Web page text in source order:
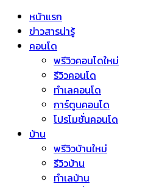
หน้าแรก
ข่าวสารน่ารู้
คอนโด
พรีวิวคอนโดใหม่
รีวิวคอนโด
ทำเลคอนโด
การ์ตูนคอนโด
โปรโมชั่นคอนโด
บ้าน
พรีวิวบ้านใหม่
รีวิวบ้าน
ทำเลบ้าน